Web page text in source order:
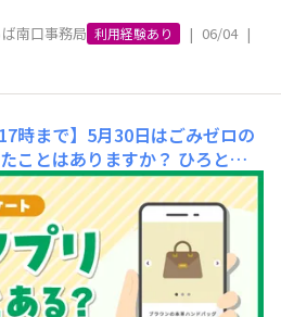
南口事務局 利用経験あり | 06/04 |
時まで】5月30日はごみゼロの
ことはありますか？ ひろとも
5月も後半に入り、爽やかな風
ってきましたね🌿✨さて、みな
ロの日」に定められていること
ご）3（み）0（ゼロ）」の語
日で、日ごろの暮らしの中でご
つ